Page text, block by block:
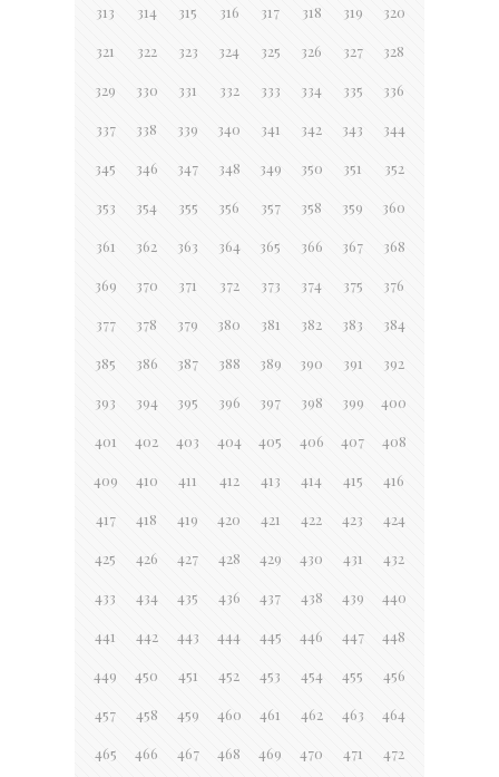
313 314 315 316 317 318 319 320
321 322 323 324 325 326 327 328
329 330 331 332 333 334 335 336
337 338 339 340 341 342 343 344
345 346 347 348 349 350 351 352
353 354 355 356 357 358 359 360
361 362 363 364 365 366 367 368
369 370 371 372 373 374 375 376
377 378 379 380 381 382 383 384
385 386 387 388 389 390 391 392
393 394 395 396 397 398 399 400
401 402 403 404 405 406 407 408
409 410 411 412 413 414 415 416
417 418 419 420 421 422 423 424
425 426 427 428 429 430 431 432
433 434 435 436 437 438 439 440
441 442 443 444 445 446 447 448
449 450 451 452 453 454 455 456
457 458 459 460 461 462 463 464
465 466 467 468 469 470 471 472